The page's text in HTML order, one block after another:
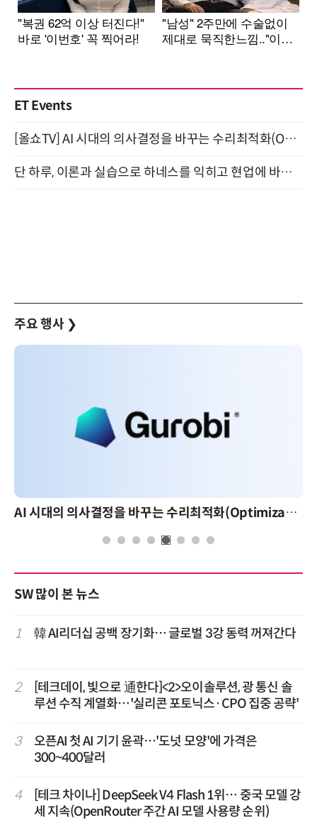
ET Events
[올쇼TV] AI 시대의 의사결정을 바꾸는 수리최적화(Optimization) 소개 (8/20 생방송)
단 하루, 이론과 실습으로 하네스를 익히고 현업에 바로 쓰는 핸즈온 워크숍 (8/20)
주요 행사 ❯
AI 시대의 의사결정을 바꾸는 수리최적화(Optimization): 실제 산업 적용 사례와 활용 전략
SW 많이 본 뉴스
1 韓 AI리더십 공백 장기화… 글로벌 3강 동력 꺼져간다
2
[테크데이, 빛으로 通한다]<2>오이솔루션, 광 통신 솔
루션 수직 계열화…'실리콘 포토닉스·CPO 집중 공략'
3
오픈AI 첫 AI 기기 윤곽…'도넛 모양'에 가격은
300~400달러
4
[테크 차이나] DeepSeek V4 Flash 1위… 중국 모델 강
세 지속(OpenRouter 주간 AI 모델 사용량 순위)